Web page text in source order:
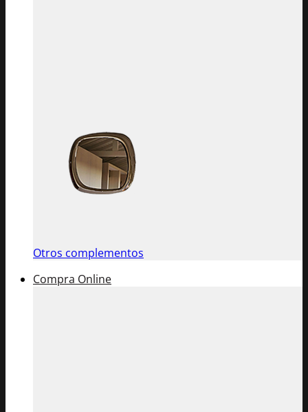
Otros complementos
Compra Online